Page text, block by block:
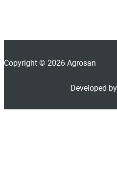
Copyright © 2026 Agrosan
Developed by